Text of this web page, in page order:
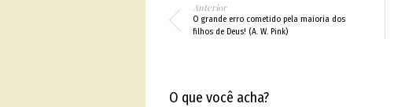
Anterior
O grande erro cometido pela maioria dos
filhos de Deus! (A. W. Pink)
O que você acha?